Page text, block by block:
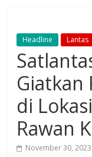
Headline Lantas
Giatkan
di
Rawan
November 30, 2023